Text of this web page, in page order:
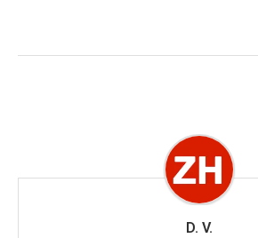
D. V.